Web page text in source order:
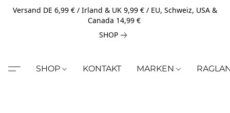
Versand DE 6,99 € / Irland & UK 9,99 € / EU, Schweiz, USA &
Canada 14,99 €
SHOP
SHOP KONTAKT MARKEN